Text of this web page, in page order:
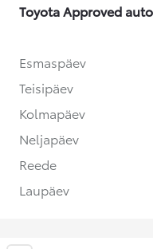
Toyota Approved
Esmaspäev
Teisipäev
Kolmapäev
Neljapäev
Reede
Laupäev